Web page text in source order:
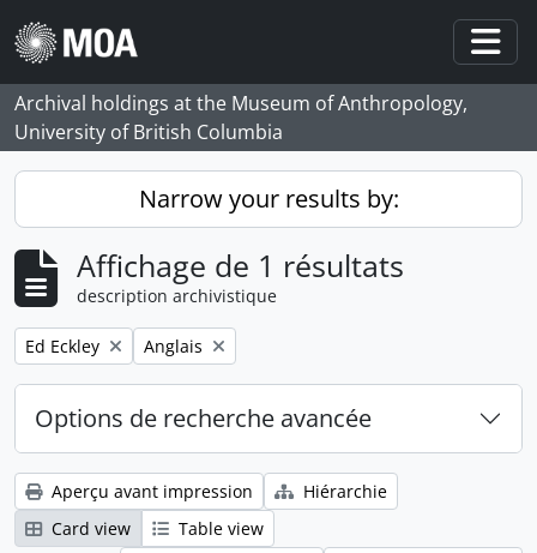
Skip to main content
Archival holdings at the Museum of Anthropology,
University of British Columbia
Narrow your results by:
Affichage de 1 résultats
description archivistique
Remove filter:
Ed Eckley Remove filter:
Anglais
Options de recherche avancée
Aperçu avant impression
Hiérarchie
Card view
Table view